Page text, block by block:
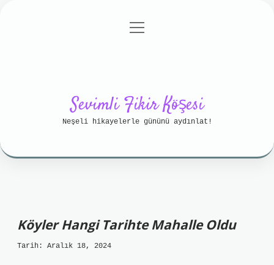
Gizlilik Politikası
menüyü
Sevimli Fikir Köşesi
Neşeli hikayelerle gününü aydınlat!
Köyler Hangi Tarihte Mahalle Oldu
Tarih: Aralık 18, 2024